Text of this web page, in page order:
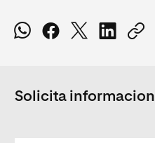
Solicita informacion